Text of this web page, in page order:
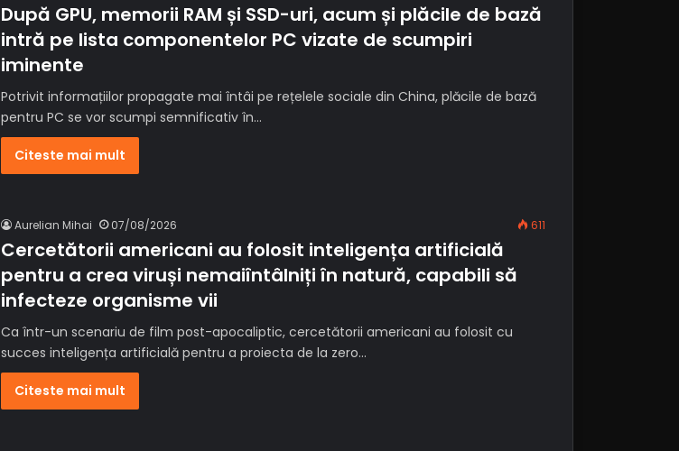
După GPU, memorii RAM și SSD-uri, acum și plăcile de bază
intră pe lista componentelor PC vizate de scumpiri
iminente
Potrivit informațiilor propagate mai întâi pe rețelele sociale din China, plăcile de bază
pentru PC se vor scumpi semnificativ în…
Citeste mai mult
Aurelian Mihai 07/08/2026 611
Cercetătorii americani au folosit inteligența artificială
pentru a crea viruși nemaiîntâlniți în natură, capabili să
infecteze organisme vii
Ca într-un scenariu de film post-apocaliptic, cercetătorii americani au folosit cu
succes inteligența artificială pentru a proiecta de la zero…
Citeste mai mult